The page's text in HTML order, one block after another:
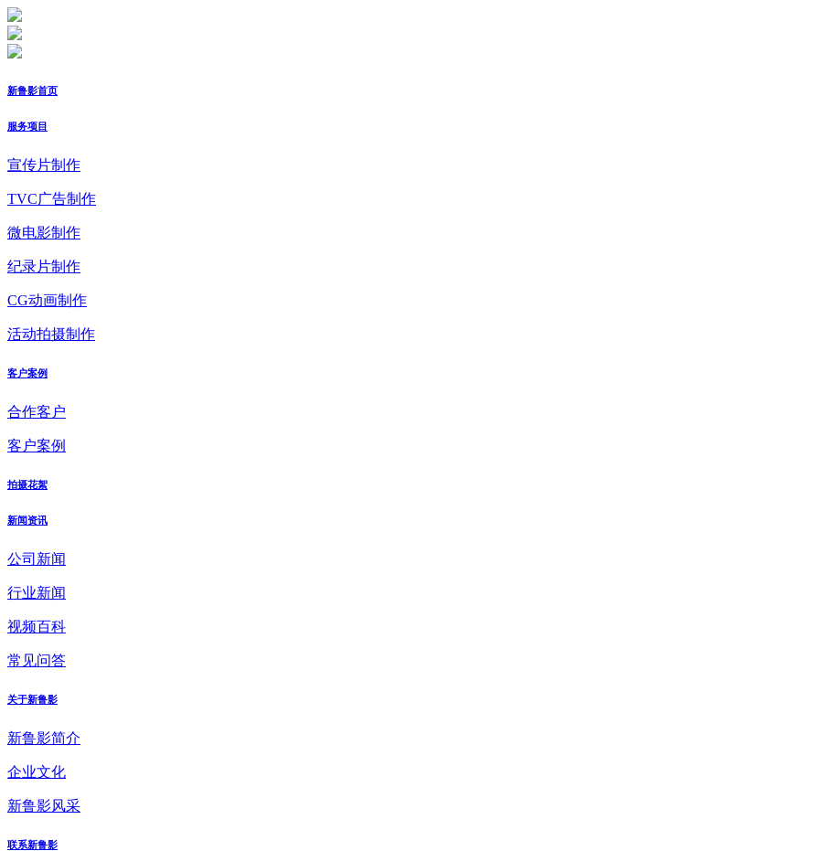
新鲁影首页
服务项目
宣传片制作
TVC广告制作
微电影制作
纪录片制作
CG动画制作
活动拍摄制作
客户案例
合作客户
客户案例
拍摄花絮
新闻资讯
公司新闻
行业新闻
视频百科
常见问答
关于新鲁影
新鲁影简介
企业文化
新鲁影风采
联系新鲁影